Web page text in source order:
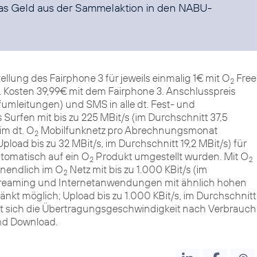
Geld aus der Sammelaktion in den NABU-
des Fairphone 3 für jeweils einmalig 1€ mit O2 Free
39,99€ mit dem Fairphone 3. Anschlusspreis
und SMS in alle dt. Fest- und
mit bis zu 225 MBit/s (im Durchschnitt 37,5
dt. O2 Mobilfunknetz pro Abrechnungsmonat
bis zu 32 MBit/s, im Durchschnitt 19,2 MBit/s) für
auf ein O2 Produkt umgestellt wurden. Mit O2
im O2 Netz mit bis zu 1.000 KBit/s (im
und Internetanwendungen mit ähnlich hohen
möglich; Upload bis zu 1.000 KBit/s, im Durchschnitt
sich die Übertragungsgeschwindigkeit nach Verbrauch
Download.